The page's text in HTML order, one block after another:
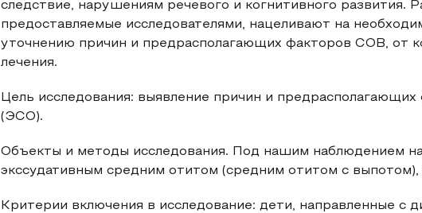
следствие, нарушениям речевого и когнитивного развития.
предоставляемые исследователями, нацеливают на
уточнению причин и предрасполагающих факторов СОВ, от
лечения.
Цель исследования: выявление причин и
(ЭСО).
Объекты и методы исследования. Под нашим наблюдением
экссудативным средним отитом (средним отитом с выпотом),
Критерии включения в исследование: дети, направленные с